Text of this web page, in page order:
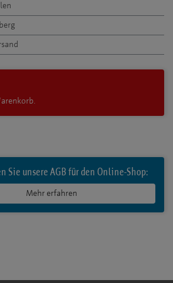
Sie unsere AGB für den Online-Shop:
Mehr erfahren